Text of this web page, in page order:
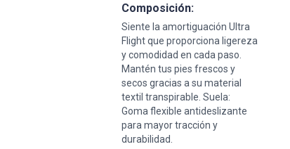
Composición:
Siente la amortiguación Ultra
Flight que proporciona ligereza
y comodidad en cada paso.
Mantén tus pies frescos y
secos gracias a su material
textil transpirable. Suela:
Goma flexible antideslizante
para mayor tracción y
durabilidad.